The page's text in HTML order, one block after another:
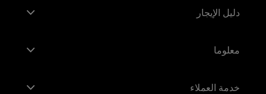
دليل الإيجار
معلوما
خدمة العملاء